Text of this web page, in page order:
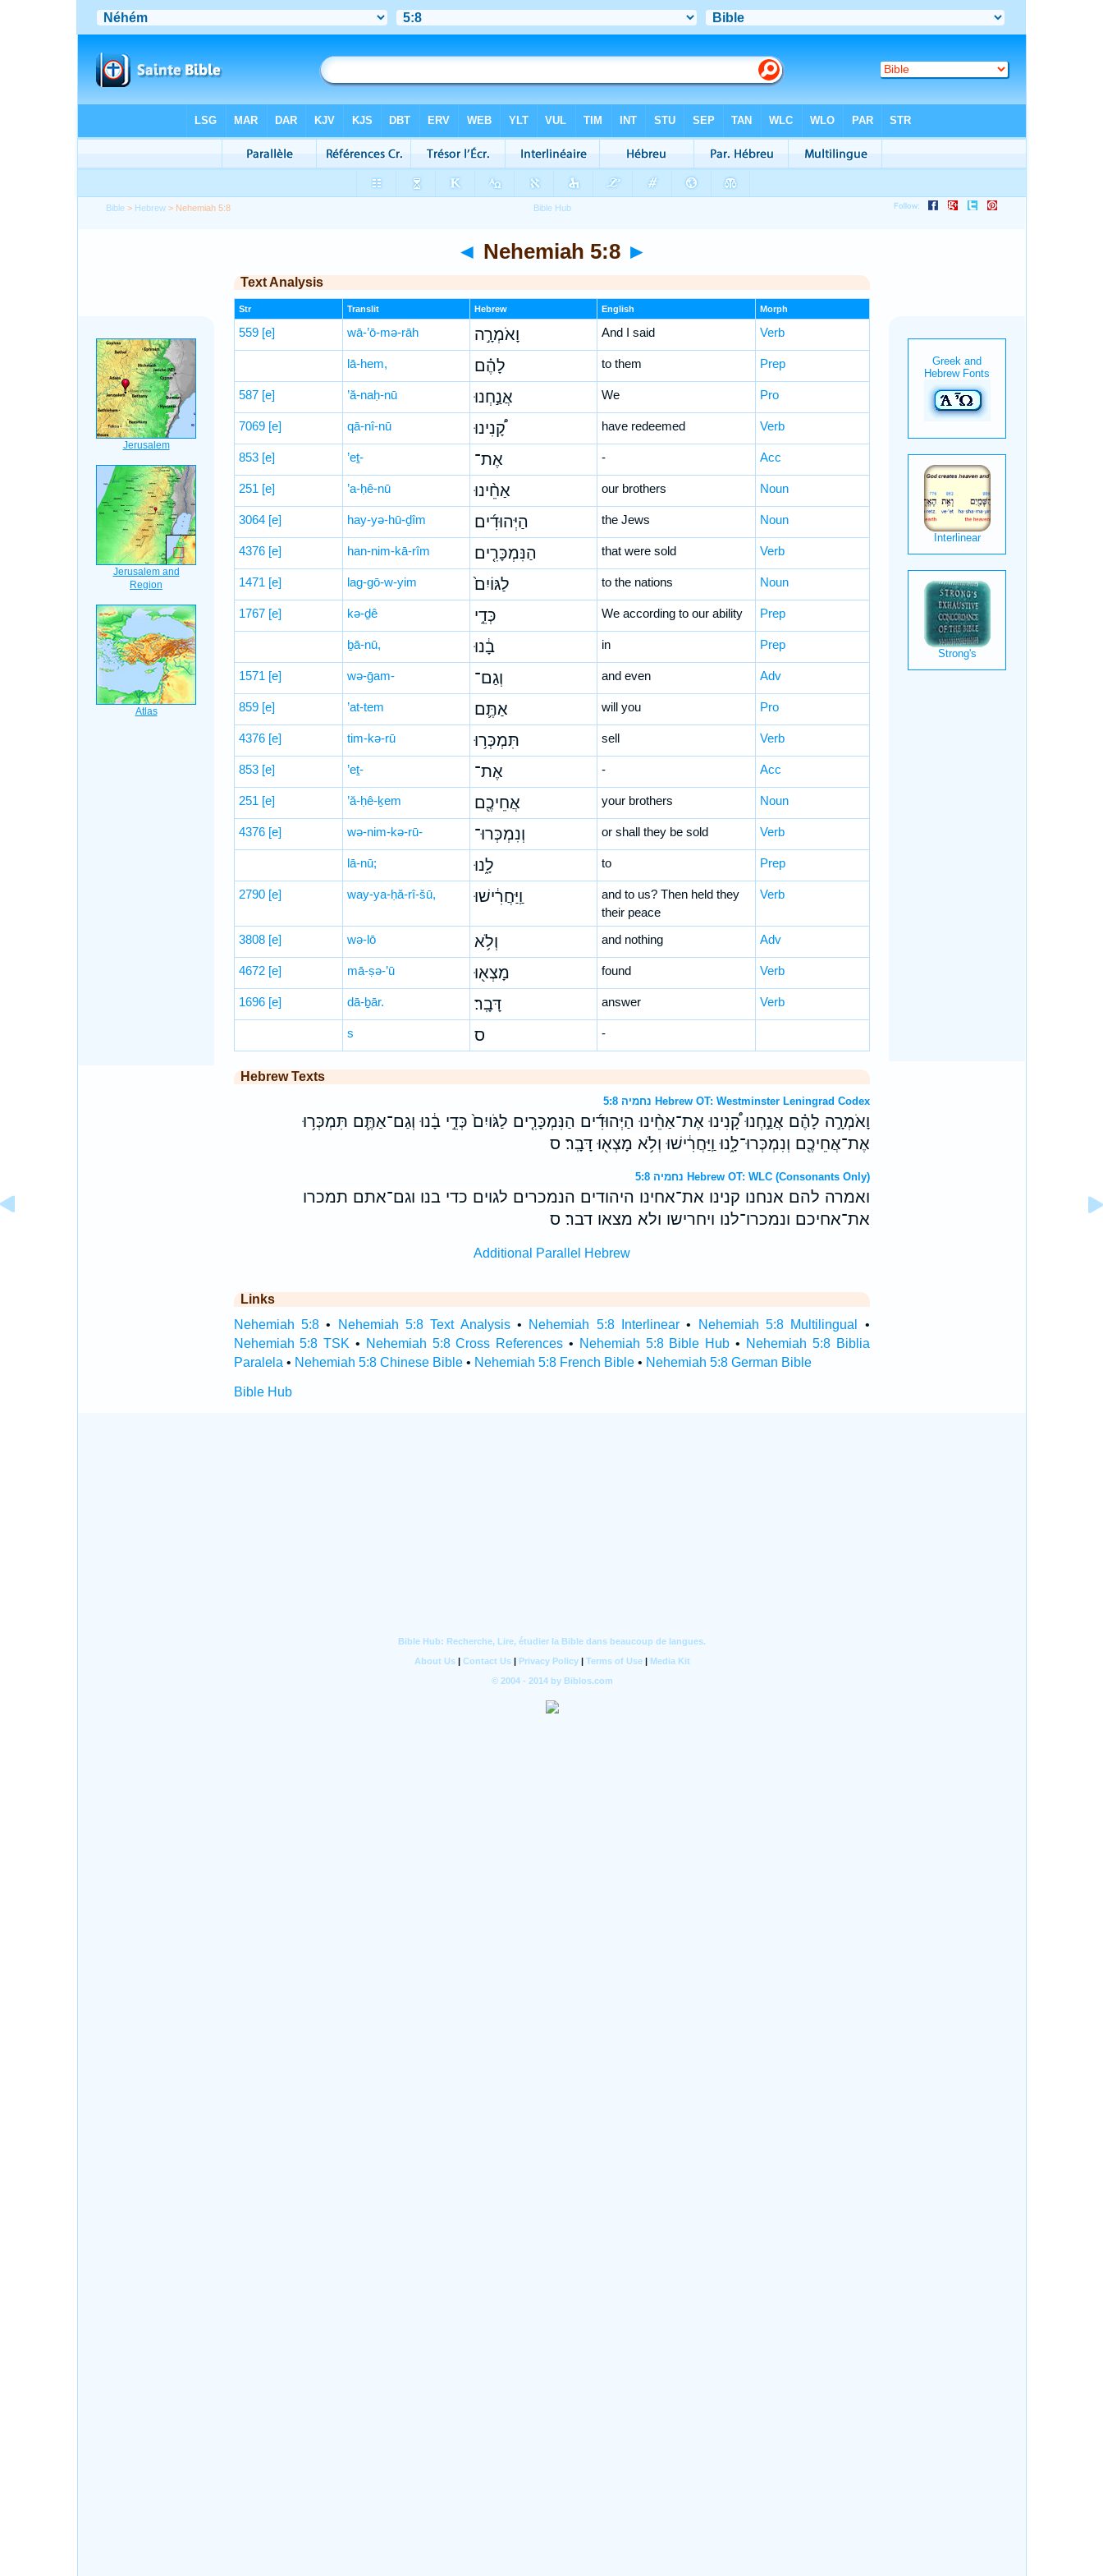
Bible > Hebrew > Nehemiah 5:8
◄ Nehemiah 5:8 ►
Text Analysis
Str Translit Hebrew English Morph
559 [e] wā-’ō-mə-rāh וָאֹמְרָ֣ה And I said Verb
lā-hem, לָהֶ֗ם to them Prep
587 [e] ’ă-naḥ-nū אֲנַ֣חְנוּ We Pro
7069 [e] qā-nî-nū קָ֠נִינוּ have redeemed Verb
853 [e] ’eṯ- אֶת־ - Acc
251 [e] ’a-ḥê-nū אַחֵ֨ינוּ our brothers Noun
3064 [e] hay-yə-hū-ḏîm הַיְּהוּדִ֜ים the Jews Noun
4376 [e] han-nim-kā-rîm הַנִּמְכָּרִ֤ים that were sold Verb
1471 [e] lag-gō-w-yim לַגּוֹיִם֙ to the nations Noun
1767 [e] kə-ḏê כְּדֵ֣י We according to our ability Prep
ḇā-nū, בָ֔נוּ in Prep
1571 [e] wə-ḡam- וְגַם־ and even Adv
859 [e] ’at-tem אַתֶּ֛ם will you Pro
4376 [e] tim-kə-rū תִּמְכְּר֥וּ sell Verb
853 [e] ’eṯ- אֶת־ - Acc
251 [e] ’ă-ḥê-ḵem אֲחֵיכֶ֖ם your brothers Noun
4376 [e] wə-nim-kə-rū- וְנִמְכְּרוּ־ or shall they be sold Verb
lā-nū; לָ֑נוּ to Prep
2790 [e] way-ya-ḥă-rî-šū, וַֽיַּחֲרִ֔ישׁוּ
and to us? Then held they
their peace
Verb
3808 [e] wə-lō וְלֹ֥א and nothing Adv
4672 [e] mā-ṣə-’ū מָצְא֖וּ found Verb
1696 [e] dā-ḇār. דָּבָֽר׃ answer Verb
s ס -
Hebrew Texts
נחמיה 5:8 Hebrew OT: Westminster Leningrad Codex
וָאֹמְרָ֣ה לָהֶ֗ם אֲנַ֣חְנוּ קָ֠נִינוּ אֶת־אַחֵ֨ינוּ הַיְּהוּדִ֜ים הַנִּמְכָּרִ֤ים לַגֹּויִם֙ כְּדֵ֣י בָ֔נוּ וְגַם־אַתֶּ֛ם תִּמְכְּר֥וּ
אֶת־אֲחֵיכֶ֖ם וְנִמְכְּרוּ־לָ֑נוּ וַֽיַּחֲרִ֔ישׁוּ וְלֹ֥א מָצְא֖וּ דָּבָֽר׃ ס
נחמיה 5:8 Hebrew OT: WLC (Consonants Only)
ואמרה להם אנחנו קנינו את־אחינו היהודים הנמכרים לגוים כדי בנו וגם־אתם תמכרו
את־אחיכם ונמכרו־לנו ויחרישו ולא מצאו דבר׃ ס
Additional Parallel Hebrew
Links
Nehemiah 5:8• Nehemiah 5:8 Text Analysis• Nehemiah 5:8 Interlinear• Nehemiah 5:8 Multilingual
•
Nehemiah 5:8 TSK • Nehemiah 5:8 Cross References • Nehemiah 5:8 Bible Hub • Nehemiah 5:8 Biblia
Paralela • Nehemiah 5:8 Chinese Bible• Nehemiah 5:8 French Bible• Nehemiah 5:8 German Bible
Bible Hub